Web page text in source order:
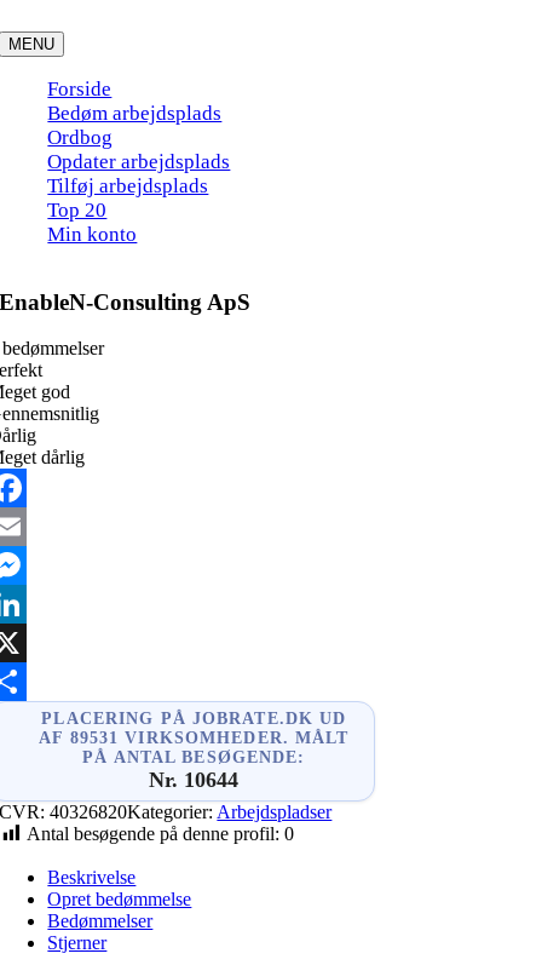
to
content
MENU
Forside
Bedøm arbejdsplads
Ordbog
Opdater arbejdsplads
Tilføj arbejdsplads
Top 20
Min konto
EnableN-Consulting ApS
god
dårlig
PLACERING PÅ JOBRATE.DK UD
AF 89531 VIRKSOMHEDER. MÅLT
PÅ ANTAL BESØGENDE:
Nr. 10644
CVR:40326820Kategorier: Arbejdspladser
Antal besøgende på denne profil: 0
Beskrivelse
Opret bedømmelse
Bedømmelser
Stjerner